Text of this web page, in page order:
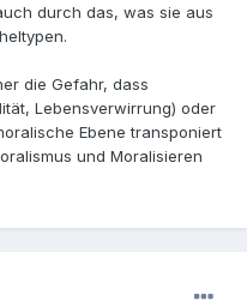
durch das, was sie aus
die Gefahr, dass
Lebensverwirrung) oder
Ebene transponiert
und Moralisieren